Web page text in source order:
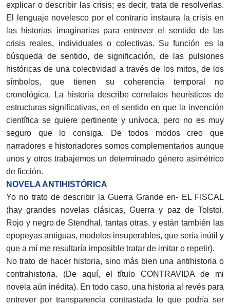
explicar o describir las crisis; es decir, trata de resolverlas.
El lenguaje novelesco por el contrario instaura la crisis en
las historias imaginarias para entrever el sentido de las
crisis reales, individuales o colectivas. Su función es la
búsqueda de sentido, de significación, de las pulsiones
históricas de una colectividad a través de los mitos, de los
símbolos, que tienen su coherencia temporal no
cronológica. La historia describe correlatos heurísticos de
estructuras significativas, en el sentido en que la invención
científica se quiere pertinente y unívoca, pero no es muy
seguro que lo consiga. De todos modos creo que
narradores e historiadores somos complementarios aunque
unos y otros trabajemos un determinado género asimétrico
de ficción.
NOVELA ANTIHISTÓRICA
Yo no trato de describir la Guerra Grande en- EL FISCAL
(hay grandes novelas clásicas, Guerra y paz de Tolstoi,
Rojo y negro de Stendhal, tantas otras, y están también las
epopeyas antiguas, modelos insuperables, que sería inútil y
que a mí me resultaría imposible tratar de imitar o repetir).
No trato de hacer historia, sino más bien una antihistoria o
contrahistoria. (De aquí, el título CONTRAVIDA de mi
novela aún inédita). En todo caso, una historia al revés para
entrever por transparencia contrastada lo que podría ser